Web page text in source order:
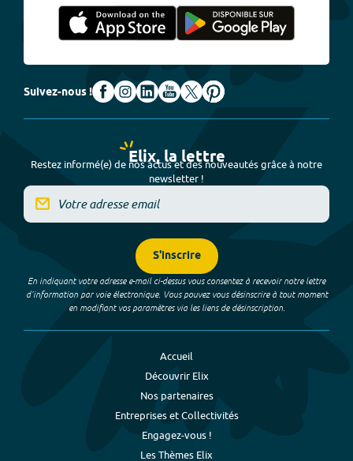
Suivez-nous !
Elix, la lettre
Restez informé(e) de nos actus et des nouveautés grâce à notre
newsletter !
S'inscrire
En indiquant votre adresse e-mail ci-dessus vous consentez à recevoir notre lettre
d’information par voie électronique. Vous pouvez vous désinscrire à tout moment
en modifiant vos paramètres via les liens de désinscription.
Accueil
Découvrir Elix
Nos partenaires
Entreprises et Collectivités
Engagez-vous !
Les Thèmes Elix